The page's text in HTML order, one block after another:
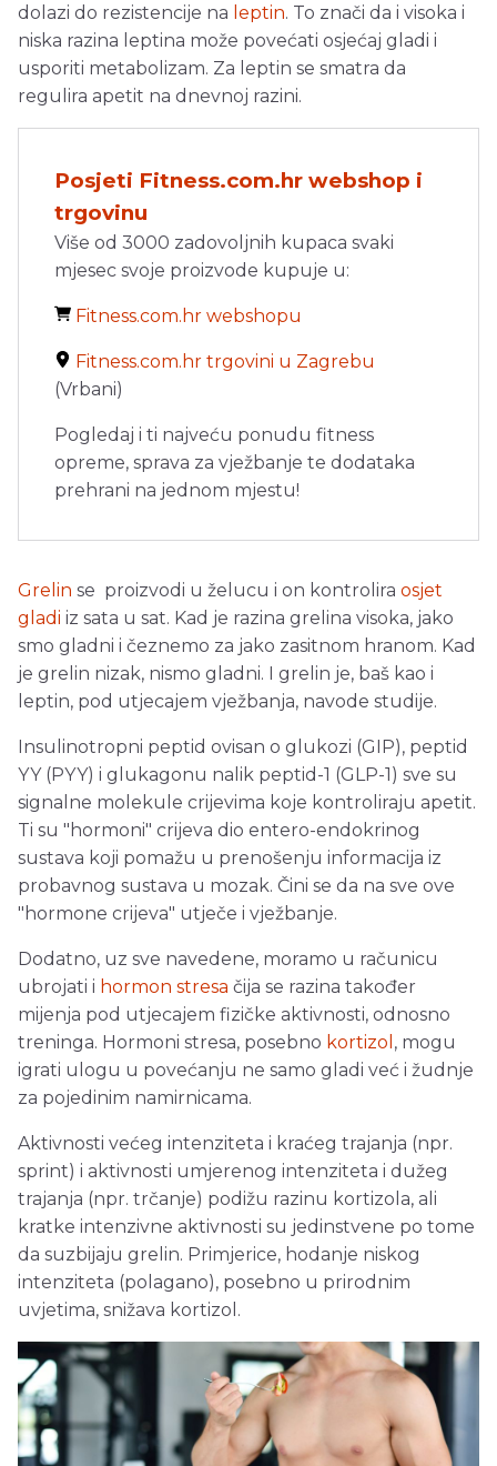
dolazi do rezistencije na leptin. To znači da i visoka i
niska razina leptina može povećati osjećaj gladi i
usporiti metabolizam. Za leptin se smatra da
regulira apetit na dnevnoj razini.
Posjeti Fitness.com.hr webshop i
trgovinu
Više od 3000 zadovoljnih kupaca svaki
mjesec svoje proizvode kupuje u:
Fitness.com.hr webshopu
Fitness.com.hr trgovini u Zagrebu
(Vrbani)
Pogledaj i ti najveću ponudu fitness
opreme, sprava za vježbanje te dodataka
prehrani na jednom mjestu!
Grelin se proizvodi u želucu i on kontrolira osjet
gladi iz sata u sat. Kad je razina grelina visoka, jako
smo gladni i čeznemo za jako zasitnom hranom. Kad
je grelin nizak, nismo gladni. I grelin je, baš kao i
leptin, pod utjecajem vježbanja, navode studije.
Insulinotropni peptid ovisan o glukozi (GIP), peptid
YY (PYY) i glukagonu nalik peptid-1 (GLP-1) sve su
signalne molekule crijevima koje kontroliraju apetit.
Ti su "hormoni" crijeva dio entero-endokrinog
sustava koji pomažu u prenošenju informacija iz
probavnog sustava u mozak. Čini se da na sve ove
"hormone crijeva" utječe i vježbanje.
Dodatno, uz sve navedene, moramo u računicu
ubrojati i hormon stresa čija se razina također
mijenja pod utjecajem fizičke aktivnosti, odnosno
treninga. Hormoni stresa, posebno kortizol , mogu
igrati ulogu u povećanju ne samo gladi već i žudnje
za pojedinim namirnicama.
Aktivnosti većeg intenziteta i kraćeg trajanja (npr.
sprint) i aktivnosti umjerenog intenziteta i dužeg
trajanja (npr. trčanje) podižu razinu kortizola, ali
kratke intenzivne aktivnosti su jedinstvene po tome
da suzbijaju grelin. Primjerice, hodanje niskog
intenziteta (polagano), posebno u prirodnim
uvjetima, snižava kortizol.